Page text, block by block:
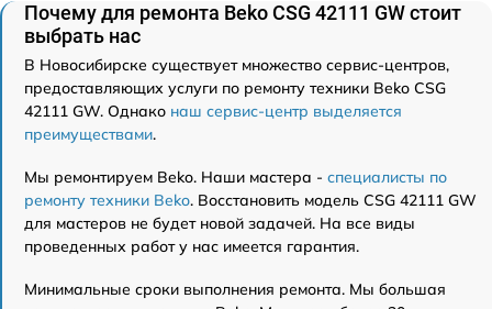
Почему для ремонта Beko CSG 42111 GW стоит
выбрать нас
В Новосибирске существует множество сервис-центров,
предоставляющих услуги по ремонту техники Beko CSG
42111 GW. Однако наш сервис-центр выделяется
преимуществами.
Мы ремонтируем Beko. Наши мастера - специалисты по
ремонту техники Beko. Восстановить модель CSG 42111 GW
для мастеров не будет новой задачей. На все виды
проведенных работ у нас имеется гарантия.
Минимальные сроки выполнения ремонта. Мы большая